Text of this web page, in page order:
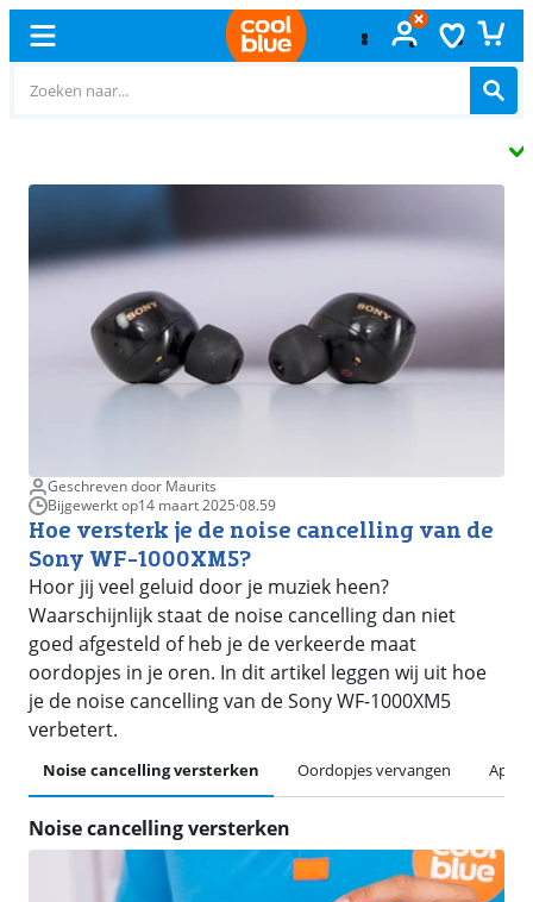
Geschreven door Maurits
Bijgewerkt op14 maart 2025·08.59
Hoe versterk je de noise cancelling van de
Sony WF-1000XM5?
Hoor jij veel geluid door je muziek heen?
Waarschijnlijk staat de noise cancelling dan niet
goed afgesteld of heb je de verkeerde maat
oordopjes in je oren. In dit artikel leggen wij uit hoe
je de noise cancelling van de Sony WF-1000XM5
verbetert.
Noise cancelling versterken Oordopjes vervangen App
Noise cancelling versterken